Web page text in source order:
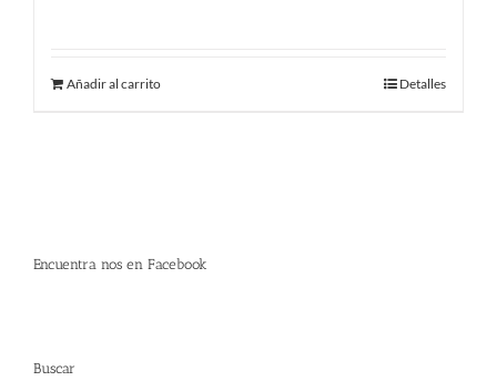
Añadir al carrito Detalles
Encuentra nos en Facebook
Buscar